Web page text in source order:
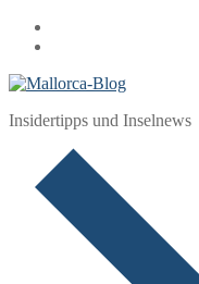
Zum
Inhalt
Menü
Schließen
Insidertipps und Inselnews